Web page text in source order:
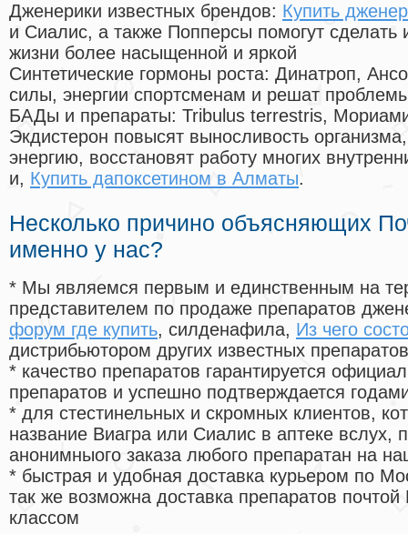
Дженерики известных брендов: Купить
и Сиалис, а также Попперсы помогут
жизни более насыщенной и яркой
Синтетические гормоны роста: Динатроп,
силы, энергии спортсменам и решат
БАДы и препараты: Tribulus terrestris,
Экдистерон повысят выносливость
энергию, восстановят работу многих
и, Купить дапоксетином в Алматы.
Несколько причино объясняющих
именно у нас?
* Мы являемся первым и единственным на
представителем по продаже препаратов
форум где купить, силденафила, Из чего
дистрибьютором других известных препаратов
* качество препаратов гарантируется
препаратов и успешно подтверждается
* для стестинельных и скромных клиентов,
название Виагра или Сиалис в аптеке вслух,
анонимныого заказа любого препаратан на
* быстрая и удобная доставка курьером по
так же возможна доставка препаратов
классом